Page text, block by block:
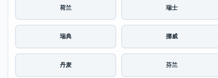
荷兰 瑞士
瑞典 挪威
丹麦 芬兰